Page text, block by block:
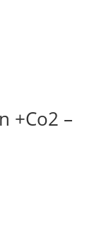
+Co2 –